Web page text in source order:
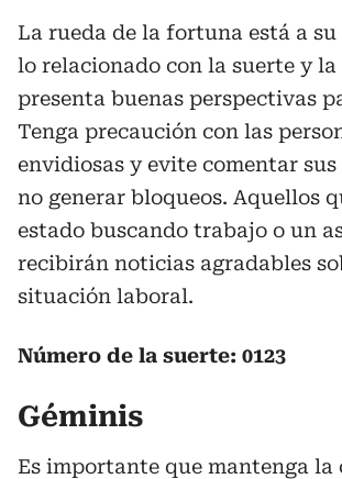
La rueda de la fortuna está a
lo relacionado con la suerte y
presenta buenas perspectivas
Tenga precaución con las
envidiosas y evite comentar
no generar bloqueos. Aquellos
estado buscando trabajo o un
recibirán noticias agradables
situación laboral.
Número de la suerte: 0123
Géminis
Es importante que mantenga la